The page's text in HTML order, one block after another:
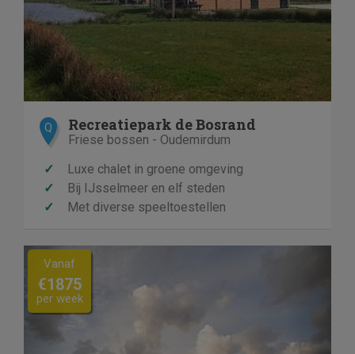
Q Recreatiepark de Bosrand
Friese bossen - Oudemirdum
✓
Luxe chalet in groene omgeving
✓
Bij IJsselmeer en elf steden
✓
Met diverse speeltoestellen
Previous
Vanaf
€1875
per week